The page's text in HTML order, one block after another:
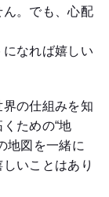
ん。でも、心配
なれば嬉しい
の仕組みを知
ための“地
地図を一緒に
いことはあり